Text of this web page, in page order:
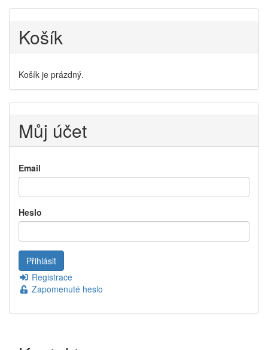
Košík
Košík je prázdný.
Můj účet
Email
Heslo
Registrace
Zapomenuté heslo